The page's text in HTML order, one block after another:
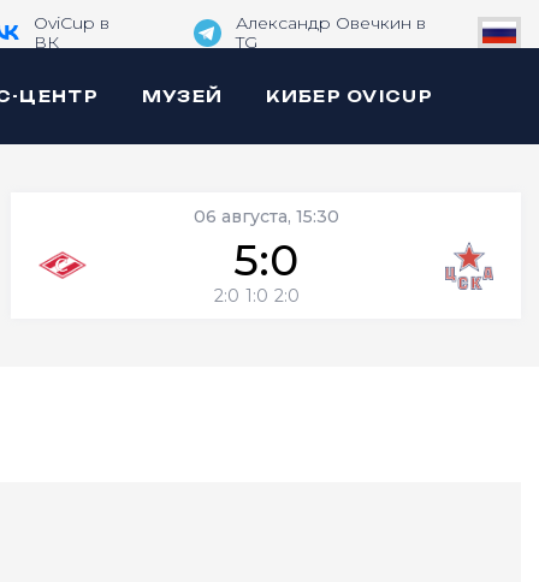
OviCup в
ВК
Александр Овечкин в
TG
ЦЕНТР МУЗЕЙ КИБЕР OVICUP
06 августа, 15:30
5:0
2:0 1:0 2:0